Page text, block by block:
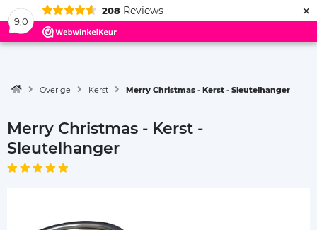
9,0
208 Reviews ×
Menu
Overige Kerst Merry Christmas - Kerst - Sleutelhanger
Merry Christmas - Kerst -
Sleutelhanger